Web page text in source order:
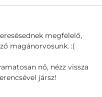
megfelelő,
magánorvosunk. :(
nő, nézz vissza
jársz!